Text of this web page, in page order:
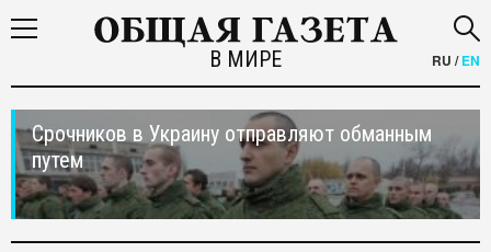
В МИРЕ RU /EN
Срочников в Украину отправляют обманным
путем